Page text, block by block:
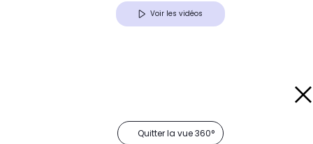
Voir les vidéos
Quitter la vue 360°